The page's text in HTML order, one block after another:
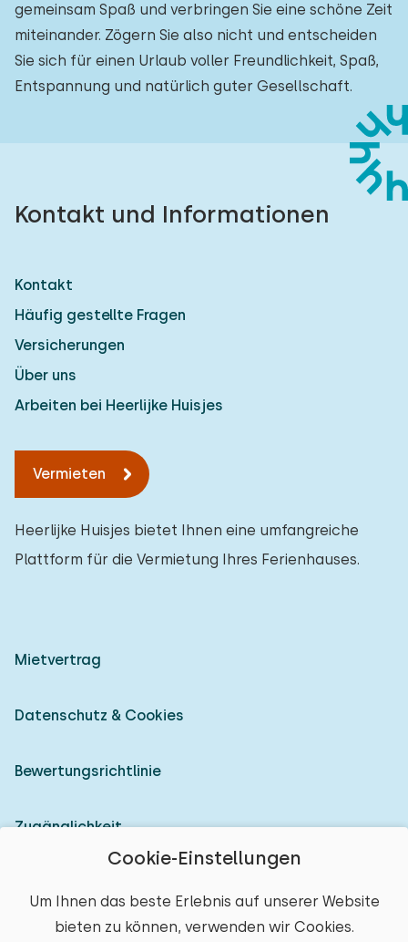
Cookie-Einstellungen
Um Ihnen das beste Erlebnis auf unserer Website
bieten zu können, verwenden wir Cookies.
gemeinsam Spaß und verbringen Sie eine schöne Zeit
miteinander. Zögern Sie also nicht und entscheiden
Sie sich für einen Urlaub voller Freundlichkeit, Spaß,
Entspannung und natürlich guter Gesellschaft.
Kontakt und Informationen
Kontakt
Häufig gestellte Fragen
Versicherungen
Über uns
Arbeiten bei Heerlijke Huisjes
Vermieten
Heerlijke Huisjes bietet Ihnen eine umfangreiche
Plattform für die Vermietung Ihres Ferienhauses.
Mietvertrag
Datenschutz & Cookies
Bewertungsrichtlinie
Zugänglichkeit
© 2026 Heerlijke Huisjes (eingetragene Marke)